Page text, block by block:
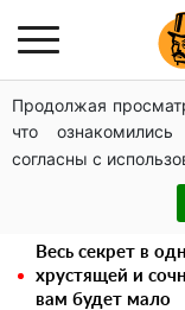
Продолжая
что
согласны с
Дроны с
миллионы
фирму в Эстонии
Елена Тополя
фронтмен
Весь секрет в
хрустящей и
вам будет мало